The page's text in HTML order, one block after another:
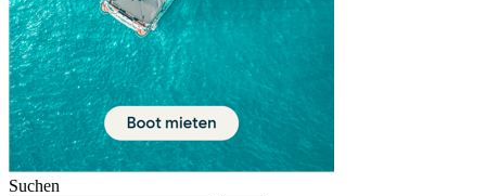
Suchen